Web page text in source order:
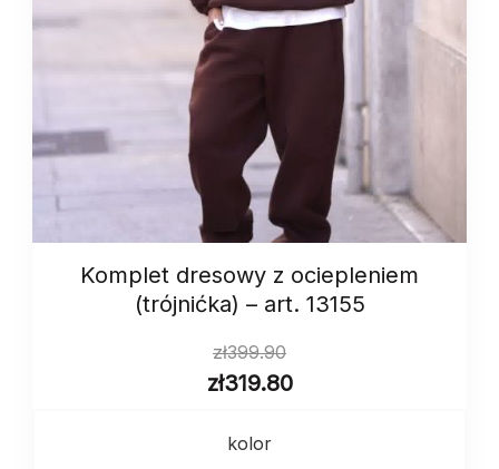
Komplet dresowy z ociepleniem
(trójnićka) – art. 13155
zł399.90
zł319.80
kolor